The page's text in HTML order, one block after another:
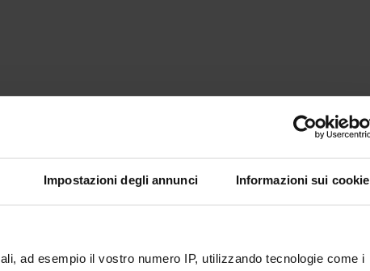
Impostazioni degli annunci Informazioni sui cookie
ad esempio il vostro numero IP, utilizzando tecnologie come i